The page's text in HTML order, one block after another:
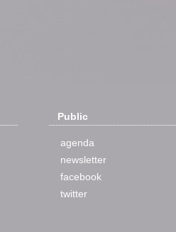
Public
agenda
newsletter
facebook
twitter